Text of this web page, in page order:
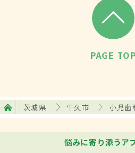
PAGE TOP
茨城県 牛久市 小児歯
悩みに寄り添うア